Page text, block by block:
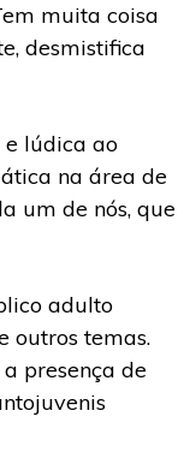
muita coisa
desmistifica
lúdica ao
na área de
um de nós, que
adulto
outros temas.
presença de